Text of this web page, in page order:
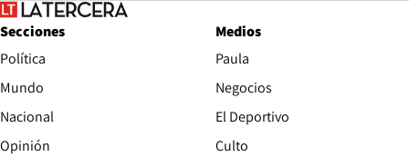
Secciones
Política
Mundo
Nacional
Opinión
Medios
Paula
Negocios
El Deportivo
Culto